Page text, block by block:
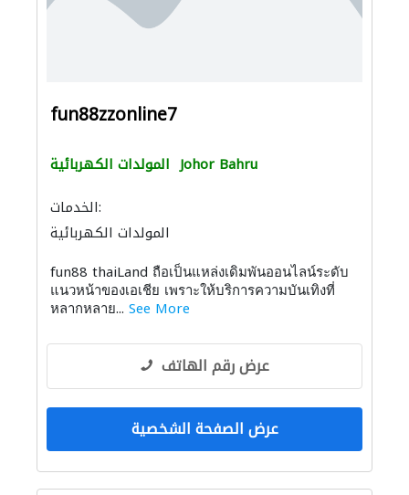
fun88zzonline7
المولدات الكهربائية Johor Bahru
الخدمات:
المولدات الكهربائية
fun88 thaiLand ถือเป็นแหล่งเดิมพันออนไลน์ระดับ
แนวหน้าของเอเชีย เพราะให้บริการความบันเทิงที่
หลากหลาย... See More
عرض رقم الهاتف
عرض الصفحة الشخصية